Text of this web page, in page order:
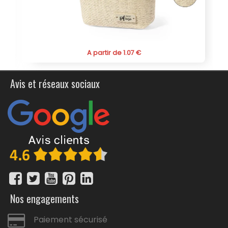
seulement choisir un article de qualité, mais aussi
soutenir une cause noble et renforcer une image de
certifiée Fairtrade, c'est faire un choix conscient et
de toilette publicitaire personnalisée certifiée fairtrade et
profiter de ses nombreux avantages tout en contribuant
à un commerce plus équitable et durable dans vas
cadeaux d'affaires.
A partir de 1.07 €
Avis et réseaux sociaux
Nos engagements
Paiement sécurisé